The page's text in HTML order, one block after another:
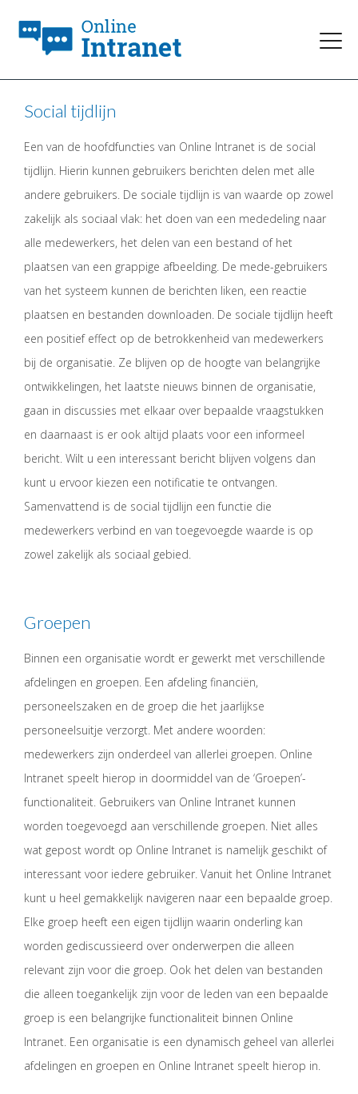
Social tijdlijn
Een van de hoofdfuncties van Online Intranet is de social
tijdlijn. Hierin kunnen gebruikers berichten delen met alle
andere gebruikers. De sociale tijdlijn is van waarde op zowel
zakelijk als sociaal vlak: het doen van een mededeling naar
alle medewerkers, het delen van een bestand of het
plaatsen van een grappige afbeelding. De mede-gebruikers
van het systeem kunnen de berichten liken, een reactie
plaatsen en bestanden downloaden. De sociale tijdlijn heeft
een positief effect op de betrokkenheid van medewerkers
bij de organisatie. Ze blijven op de hoogte van belangrijke
ontwikkelingen, het laatste nieuws binnen de organisatie,
gaan in discussies met elkaar over bepaalde vraagstukken
en daarnaast is er ook altijd plaats voor een informeel
bericht. Wilt u een interessant bericht blijven volgens dan
kunt u ervoor kiezen een notificatie te ontvangen.
Samenvattend is de social tijdlijn een functie die
medewerkers verbind en van toegevoegde waarde is op
zowel zakelijk als sociaal gebied.
Groepen
Binnen een organisatie wordt er gewerkt met verschillende
afdelingen en groepen. Een afdeling financiën,
personeelszaken en de groep die het jaarlijkse
personeelsuitje verzorgt. Met andere woorden:
medewerkers zijn onderdeel van allerlei groepen. Online
Intranet speelt hierop in doormiddel van de ‘Groepen’-
functionaliteit. Gebruikers van Online Intranet kunnen
worden toegevoegd aan verschillende groepen. Niet alles
wat gepost wordt op Online Intranet is namelijk geschikt of
interessant voor iedere gebruiker. Vanuit het Online Intranet
kunt u heel gemakkelijk navigeren naar een bepaalde groep.
Elke groep heeft een eigen tijdlijn waarin onderling kan
worden gediscussieerd over onderwerpen die alleen
relevant zijn voor die groep. Ook het delen van bestanden
die alleen toegankelijk zijn voor de leden van een bepaalde
groep is een belangrijke functionaliteit binnen Online
Intranet. Een organisatie is een dynamisch geheel van allerlei
afdelingen en groepen en Online Intranet speelt hierop in.